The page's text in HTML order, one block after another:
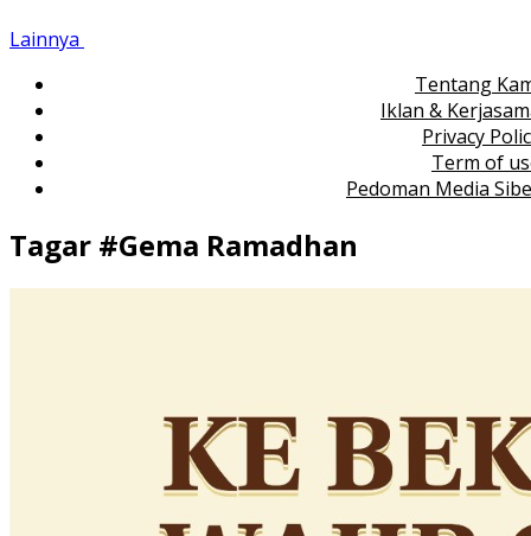
Lainnya
Tentang
Iklan &
Privacy
Term of
Pedoman Media
Tagar #Gema Ramadhan